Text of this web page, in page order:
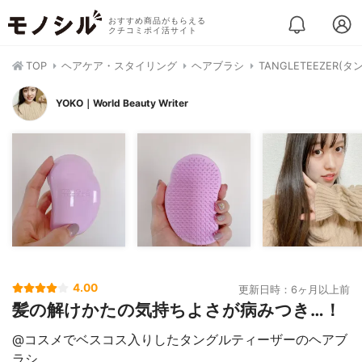
おすすめ商品がもらえる
クチコミポイ活サイト
TOP ヘアケア・スタイリング ヘアブラシ TANGLETEEZER(タ
YOKO｜World Beauty Writer
4.00 更新日時：6ヶ月以上前
髪の解けかたの気持ちよさが病みつき…！
@コスメでベスコス入りしたタングルティーザーのヘアブ
ラシ。